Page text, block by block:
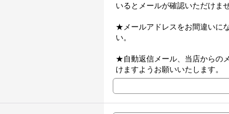
いるとメールが確認いただけま
★メールアドレスをお間違いに
い。
★自動返信メール、当店からの
けますようお願いいたします。